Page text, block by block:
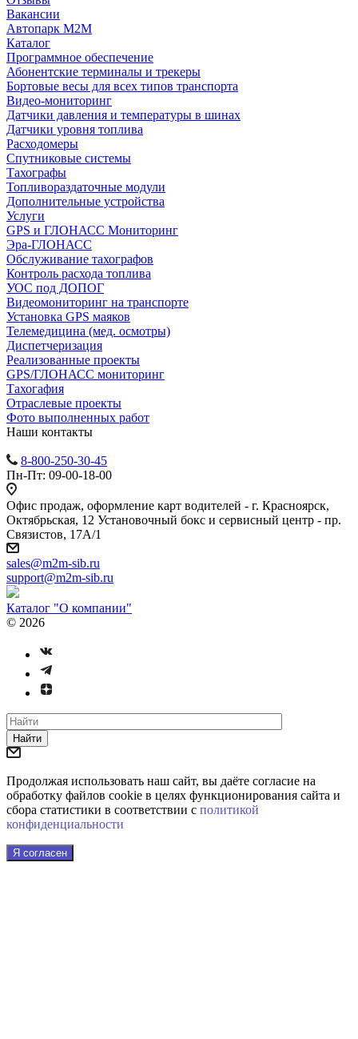
Вакансии
Автопарк М2М
Каталог
Программное обеспечение
Абонентские терминалы и трекеры
Бортовые весы для всех типов транспорта
Видео-мониторинг
Датчики давления и температуры в шинах
Датчики уровня топлива
Расходомеры
Спутниковые системы
Тахографы
Топливораздаточные модули
Дополнительные устройства
Услуги
GPS и ГЛОНАСС Мониторинг
Эра-ГЛОНАСС
Обслуживание тахографов
Контроль расхода топлива
УОС под ДОПОГ
Видеомониторинг на транспорте
Установка GPS маяков
Телемедицина (мед. осмотры)
Диспетчеризация
Реализованные проекты
GPS/ГЛОНАСС мониторинг
Тахогафия
Отраслевые проекты
Фото выполненных работ
Наши контакты
8-800-250-30-45
Пн-Пт: 09-00-18-00
Офис продаж, оформление карт водителей - г. Красноярск,
Октябрьская, 12 Установочный бокс и сервисный центр - пр.
Связистов, 17А/1
sales@m2m-sib.ru
support@m2m-sib.ru
Каталог "О компании"
© 2026
Найти
Продолжая использовать наш сайт, вы даёте согласие на
обработку файлов cookie в целях функционирования сайта и
сбора статистики в соответствии с политикой
конфиденциальности
Я согласен